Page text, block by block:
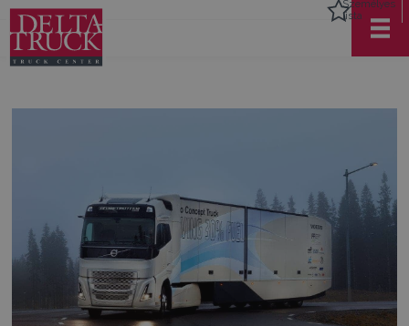
Személyes
lista